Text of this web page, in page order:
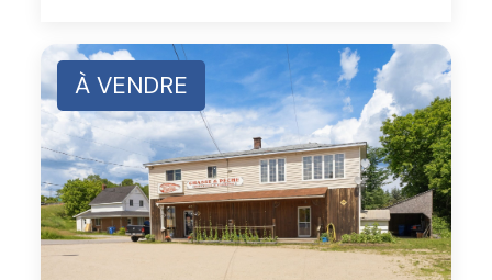
À VENDRE